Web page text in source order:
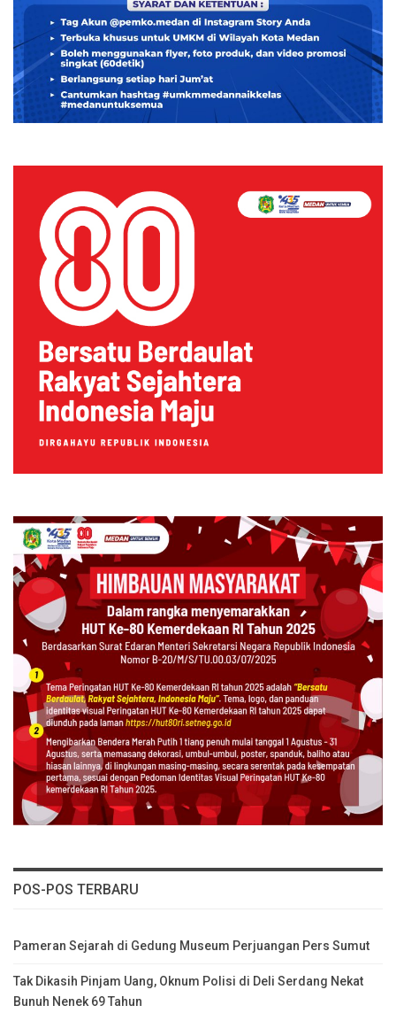
POS-POS TERBARU
Pameran Sejarah di Gedung Museum Perjuangan Pers Sumut
Tak Dikasih Pinjam Uang, Oknum Polisi di Deli Serdang Nekat
Bunuh Nenek 69 Tahun